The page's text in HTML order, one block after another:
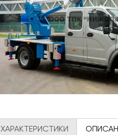
ХАРАКТЕРИСТИКИ